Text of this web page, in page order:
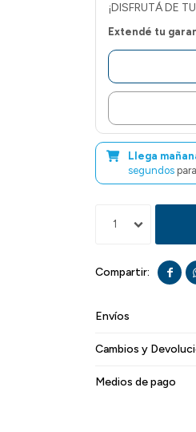
¡DISFRUTÁ DE
Extendé tu
Llega
segundos
1

Envíos
Cambios y
Medios de pago